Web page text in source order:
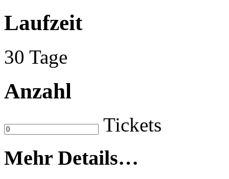
Laufzeit
30 Tage
Anzahl
Tickets
Mehr Details…